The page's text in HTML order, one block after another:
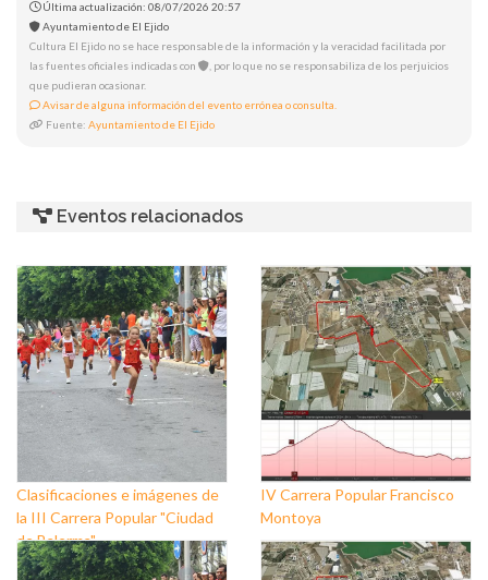
Última actualización: 08/07/2026 20:57
Ayuntamiento de El Ejido
Cultura El Ejido no se hace responsable de la información y la veracidad facilitada por
las fuentes oficiales indicadas con
, por lo que no se responsabiliza de los perjuicios
que pudieran ocasionar.
Avisar de alguna información del evento errónea o consulta.
Fuente: Ayuntamiento de El Ejido
Eventos relacionados
Clasificaciones e imágenes de
la III Carrera Popular "Ciudad
de Balerma"
IV Carrera Popular Francisco
Montoya